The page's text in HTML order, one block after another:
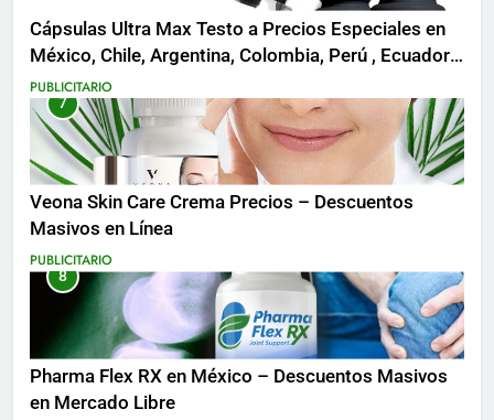
Cápsulas Ultra Max Testo a Precios Especiales en
México, Chile, Argentina, Colombia, Perú , Ecuador,
Costa Rica y Más
PUBLICITARIO
7
Veona Skin Care Crema Precios – Descuentos
Masivos en Línea
PUBLICITARIO
8
Pharma Flex RX en México – Descuentos Masivos
en Mercado Libre